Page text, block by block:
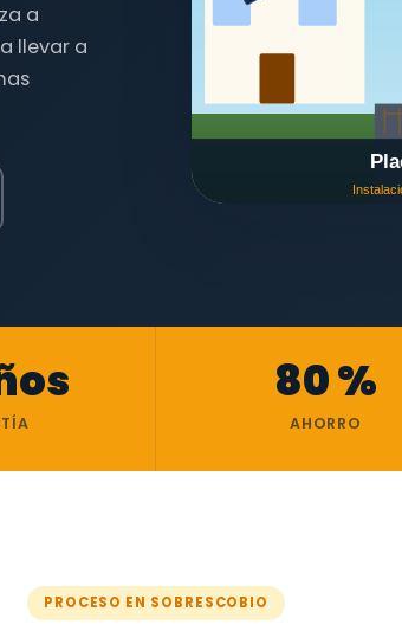
a
llevar a
80 %
AHORRO
PROCESO EN SOBRESCOBIO